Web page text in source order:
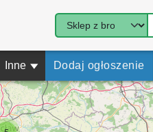
Inne ▾ Dodaj ogłoszenie